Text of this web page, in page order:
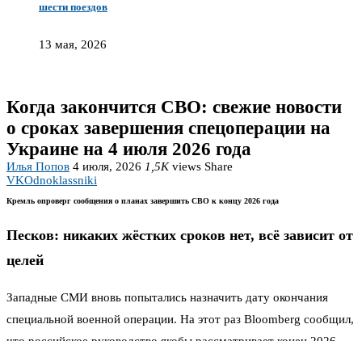
шести поездов
13 мая, 2026
Когда закончится СВО: свежие новости
о сроках завершения спецоперации на
Украине на 4 июля 2026 года
Илья Попов 4 июля, 2026 1,5Kviews Share
VKOdnoklassniki
Кремль опроверг сообщения о планах завершить СВО к концу 2026 года
Песков: никаких жёстких сроков нет, всё зависит от
целей
Западные СМИ вновь попытались назначить дату окончания
специальной военной операции. На этот раз Bloomberg сообщил,